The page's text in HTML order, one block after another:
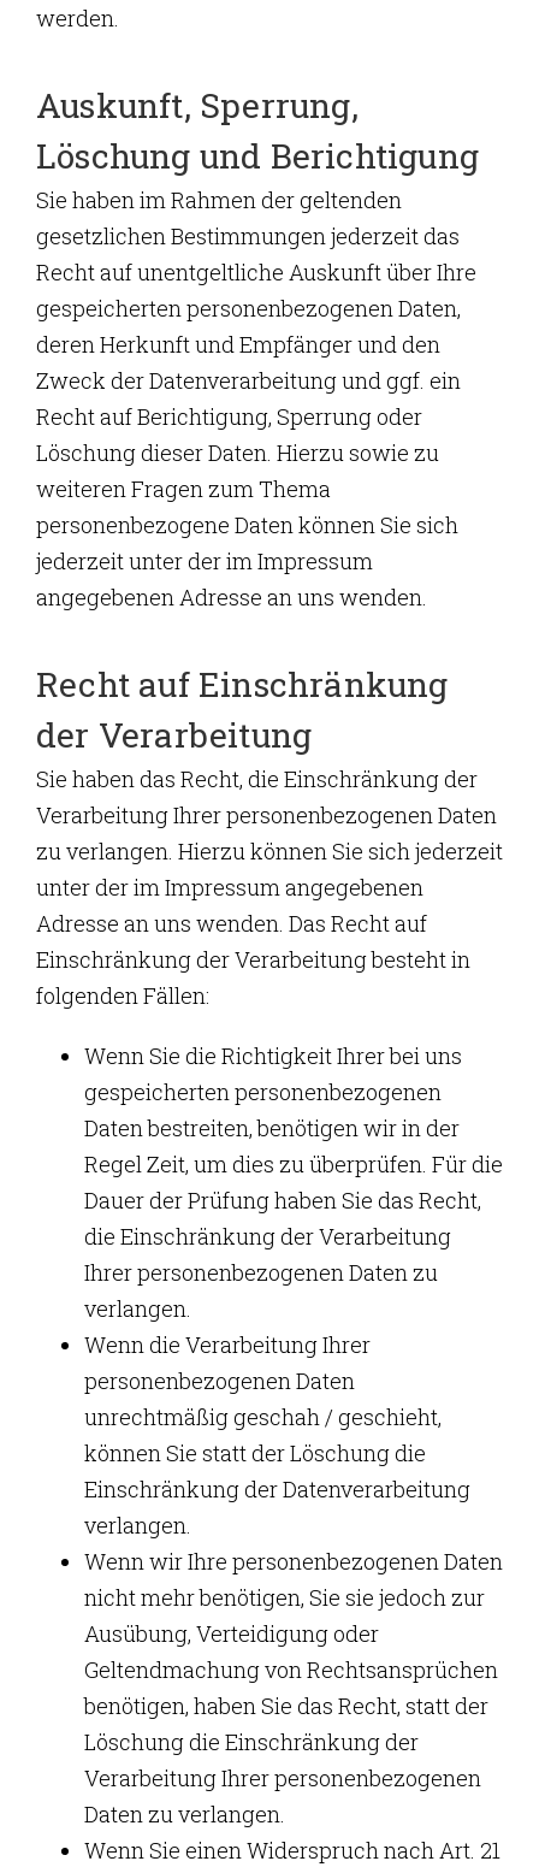
werden.
Auskunft, Sperrung,
Löschung und Berichtigung
Sie haben im Rahmen der geltenden
gesetzlichen Bestimmungen jederzeit das
Recht auf unentgeltliche Auskunft über Ihre
gespeicherten personenbezogenen Daten,
deren Herkunft und Empfänger und den
Zweck der Datenverarbeitung und ggf. ein
Recht auf Berichtigung, Sperrung oder
Löschung dieser Daten. Hierzu sowie zu
weiteren Fragen zum Thema
personenbezogene Daten können Sie sich
jederzeit unter der im Impressum
angegebenen Adresse an uns wenden.
Recht auf Einschränkung
der Verarbeitung
Sie haben das Recht, die Einschränkung der
Verarbeitung Ihrer personenbezogenen Daten
zu verlangen. Hierzu können Sie sich jederzeit
unter der im Impressum angegebenen
Adresse an uns wenden. Das Recht auf
Einschränkung der Verarbeitung besteht in
folgenden Fällen:
Wenn Sie die Richtigkeit Ihrer bei uns
gespeicherten personenbezogenen
Daten bestreiten, benötigen wir in der
Regel Zeit, um dies zu überprüfen. Für die
Dauer der Prüfung haben Sie das Recht,
die Einschränkung der Verarbeitung
Ihrer personenbezogenen Daten zu
verlangen.
Wenn die Verarbeitung Ihrer
personenbezogenen Daten
unrechtmäßig geschah / geschieht,
können Sie statt der Löschung die
Einschränkung der Datenverarbeitung
verlangen.
Wenn wir Ihre personenbezogenen Daten
nicht mehr benötigen, Sie sie jedoch zur
Ausübung, Verteidigung oder
Geltendmachung von Rechtsansprüchen
benötigen, haben Sie das Recht, statt der
Löschung die Einschränkung der
Verarbeitung Ihrer personenbezogenen
Daten zu verlangen.
Wenn Sie einen Widerspruch nach Art. 21